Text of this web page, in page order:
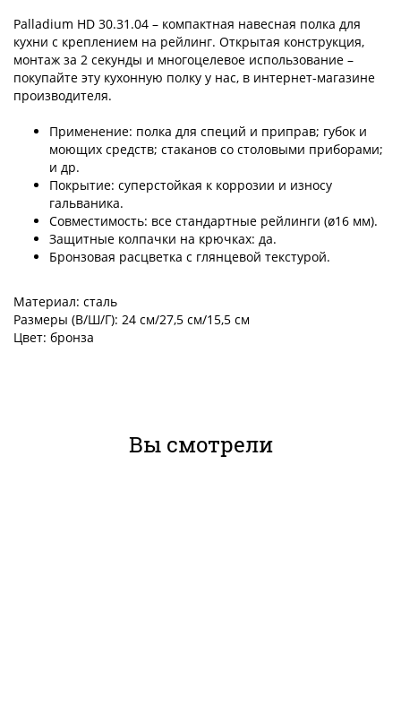
Palladium HD 30.31.04 – компактная навесная полка для
кухни с креплением на рейлинг. Открытая конструкция,
монтаж за 2 секунды и многоцелевое использование –
покупайте эту кухонную полку у нас, в интернет-магазине
производителя.
Применение: полка для специй и приправ; губок и
моющих средств; стаканов со столовыми приборами;
и др.
Покрытие: суперстойкая к коррозии и износу
гальваника.
Совместимость: все стандартные рейлинги (ø16 мм).
Защитные колпачки на крючках: да.
Бронзовая расцветка с глянцевой текстурой.
Материал: сталь
Размеры (В/Ш/Г): 24 см/27,5 см/15,5 см
Цвет: бронза
Вы смотрели